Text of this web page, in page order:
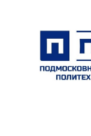
содержимому